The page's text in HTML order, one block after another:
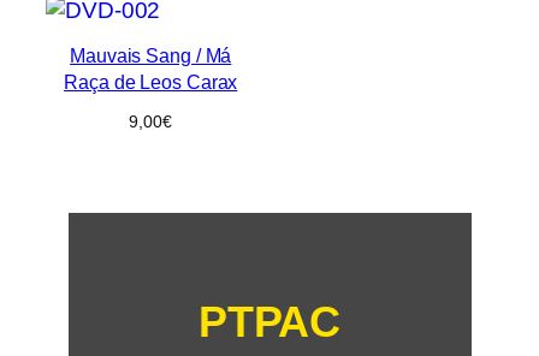
Mauvais Sang / Má
Raça de Leos Carax
9,00€
PTPAC